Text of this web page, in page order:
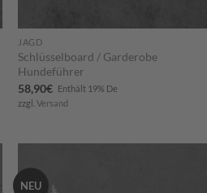
JAGD
Schlüsselboard / Garderobe
Hundeführer
58,90€ Enthält 19% De
zzgl.Versand
NEU